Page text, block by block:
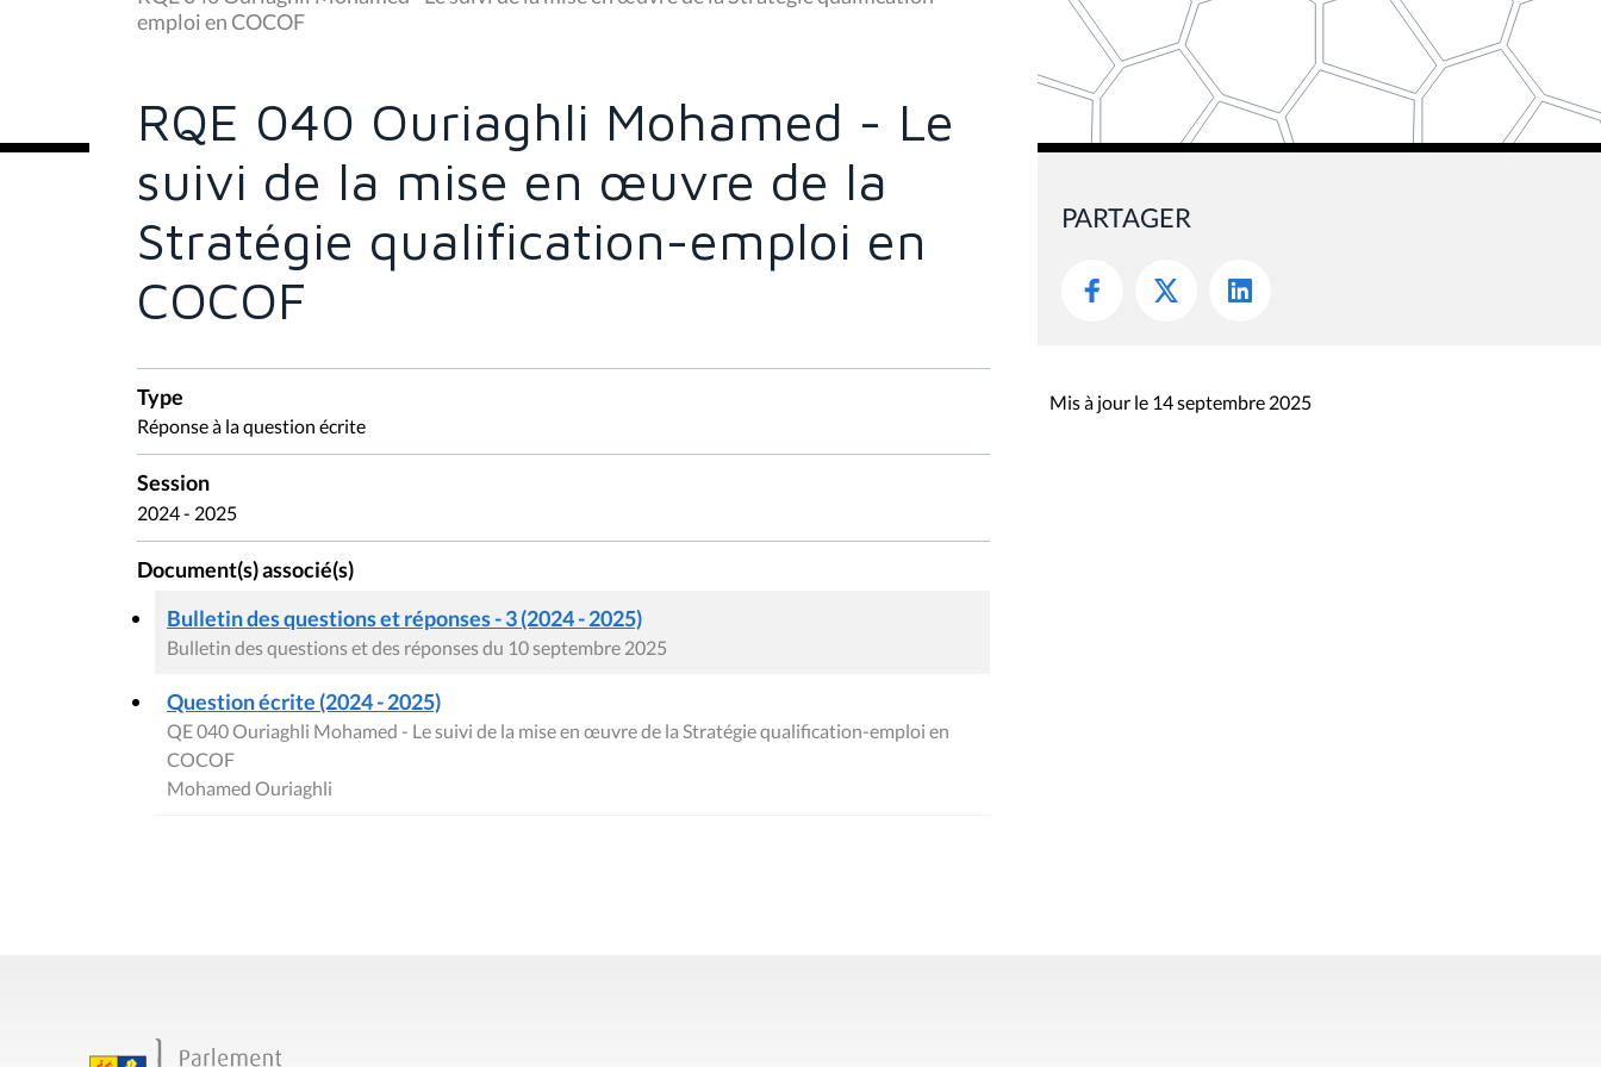
s
ê
:
emploi en COCOF
RQE 040 Ouriaghli Mohamed - Le
suivi de la mise en œuvre de la
Stratégie qualification-emploi en
COCOF
Type
Réponse à la question écrite
Session
2024 - 2025
Document(s) associé(s)
Bulletin des questions et réponses - 3 (2024 - 2025)
Bulletin des questions et des réponses du 10 septembre 2025
Question écrite (2024 - 2025)
QE 040 Ouriaghli Mohamed - Le suivi de la mise en œuvre de la Stratégie qualification-emploi en
COCOF
Mohamed Ouriaghli
PARTAGER
Mis à jour le 14 septembre 2025